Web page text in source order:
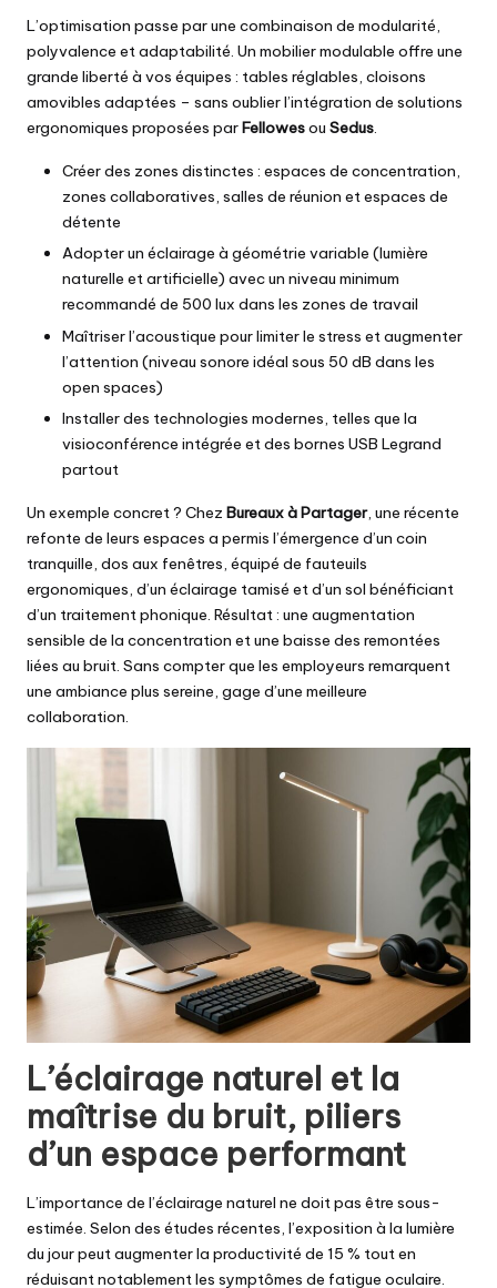
L’optimisation passe par une combinaison de modularité,
polyvalence et adaptabilité. Un mobilier modulable offre une
grande liberté à vos équipes : tables réglables, cloisons
amovibles adaptées – sans oublier l’intégration de solutions
ergonomiques proposées parFellowesou Sedus.
Créer des zones distinctes : espaces de concentration,
zones collaboratives, salles de réunion et espaces de
détente
Adopter un éclairage à géométrie variable (lumière
naturelle et artificielle) avec un niveau minimum
recommandé de 500 lux dans les zones de travail
Maîtriser l’acoustique pour limiter le stress et augmenter
l’attention (niveau sonore idéal sous 50 dB dans les
open spaces)
Installer des technologies modernes, telles que la
visioconférence intégrée et des bornes USB Legrand
partout
Un exemple concret ? Chez Bureaux à Partager, une récente
refonte de leurs espaces a permis l’émergence d’un coin
tranquille, dos aux fenêtres, équipé de fauteuils
ergonomiques, d’un éclairage tamisé et d’un sol bénéficiant
d’un traitement phonique. Résultat : une augmentation
sensible de la concentration et une baisse des remontées
liées au bruit. Sans compter que les employeurs remarquent
une ambiance plus sereine, gage d’une meilleure
collaboration.
L’éclairage naturel et la
maîtrise du bruit, piliers
d’un espace performant
L’importance de l’éclairage naturel ne doit pas être sous-
estimée. Selon des études récentes, l’exposition à la lumière
du jour peut augmenter la productivité de 15 % tout en
réduisant notablement les symptômes de fatigue oculaire.